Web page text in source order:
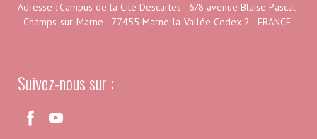
Adresse : Campus de la Cité Descartes - 6/8 avenue Blaise Pascal
- Champs-sur-Marne - 77455 Marne-la-Vallée Cedex 2 - FRANCE
Suivez-nous sur :